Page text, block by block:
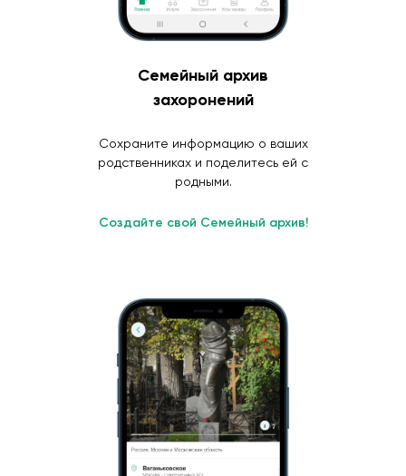
Семейный архив
захоронений
Сохраните информацию о ваших
родственниках и поделитесь ей с
родными.
Создайте свой Семейный архив!